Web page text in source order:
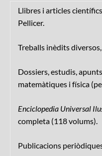
Llibres i articles
Pellicer.
Treballs inèdits
Dossiers, estudis,
matemàtiques i física
Enciclopedia Universal
completa (118 volums).
Publicacions